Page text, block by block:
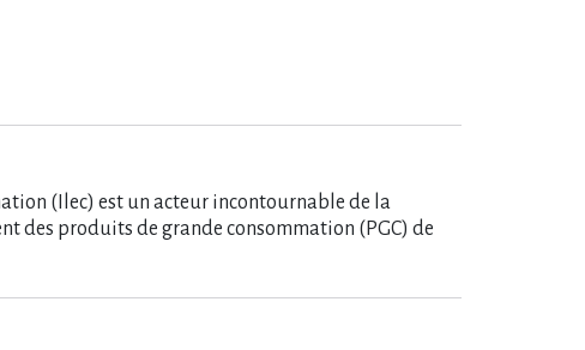
(Ilec) est un acteur incontournable de la
des produits de grande consommation (PGC) de